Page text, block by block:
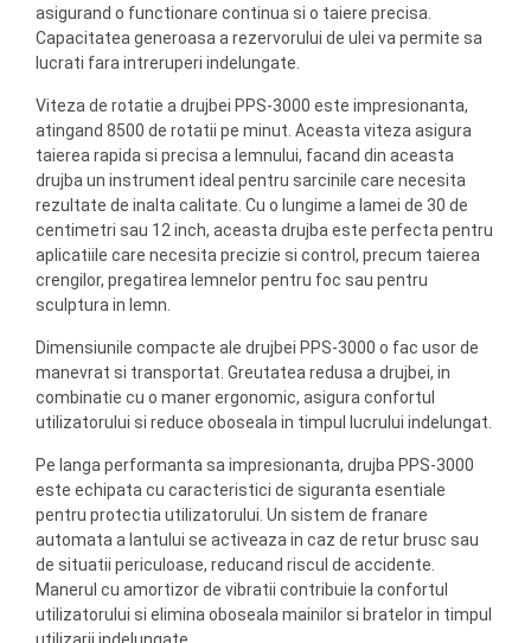
asigurand o functionare continua si o taiere precisa.
Capacitatea generoasa a rezervorului de ulei va permite sa
lucrati fara intreruperi indelungate.
Viteza de rotatie a drujbei PPS-3000 este impresionanta,
atingand 8500 de rotatii pe minut. Aceasta viteza asigura
taierea rapida si precisa a lemnului, facand din aceasta
drujba un instrument ideal pentru sarcinile care necesita
rezultate de inalta calitate. Cu o lungime a lamei de 30 de
centimetri sau 12 inch, aceasta drujba este perfecta pentru
aplicatiile care necesita precizie si control, precum taierea
crengilor, pregatirea lemnelor pentru foc sau pentru
sculptura in lemn.
Dimensiunile compacte ale drujbei PPS-3000 o fac usor de
manevrat si transportat. Greutatea redusa a drujbei, in
combinatie cu o maner ergonomic, asigura confortul
utilizatorului si reduce oboseala in timpul lucrului indelungat.
Pe langa performanta sa impresionanta, drujba PPS-3000
este echipata cu caracteristici de siguranta esentiale
pentru protectia utilizatorului. Un sistem de franare
automata a lantului se activeaza in caz de retur brusc sau
de situatii periculoase, reducand riscul de accidente.
Manerul cu amortizor de vibratii contribuie la confortul
utilizatorului si elimina oboseala mainilor si bratelor in timpul